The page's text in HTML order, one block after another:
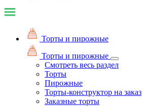
Торты и пирожные
Торты и пирожные
Смотреть весь раздел
Торты
Пирожные
Торты-конструктор на заказ
Заказные торты